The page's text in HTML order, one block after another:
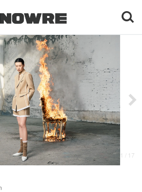
每日鲜榨
现客视点
每日栏目
时 尚
球 鞋
1 / 17